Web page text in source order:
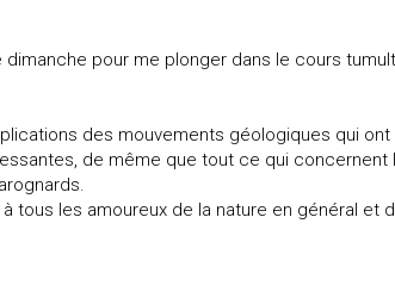
pour me plonger dans le cours
des mouvements géologiques qui ont
de même que tout ce qui concernent
tous les amoureux de la nature en général et